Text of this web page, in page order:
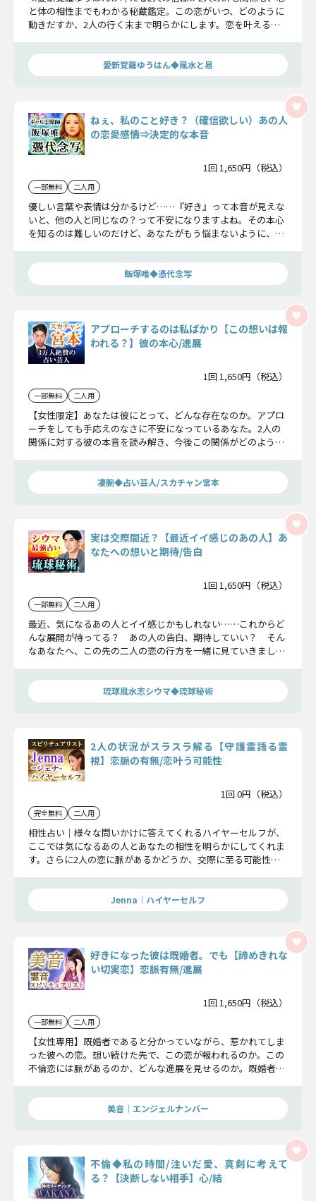
と体の相性までもわかる秘蔵鑑定。この恋がいつ、どのように
動きだすか、2人の行く末まで明らかにします。恋を叶えるた
愛新覚羅ゆうはん◆風水と易
ねぇ、私のこと好き？（確信欲しい）あの人
の恋愛感情⇒決定的な本音
1回 1,650円（税込）
一部無料 二人用
優しい言葉や表情は分かるけど……『好き』って本音が見えな
いと、他の人と同じなの？って不安になりますよね。その本心
を知るのは難しいのだけど、あなたがもう悩まないように、私
飯塚唯◆憑代念写
アプローチするのは私ばかり【この想いは報
われる？】彼の本心/進展
1回 1,650円（税込）
一部無料 二人用
【女性限定】あなたは彼にとって、どんな存在なのか。アプロ
ーチをしても手応えのなさに不安になっているあなた。2人の
関係に対する彼の本音を読み解き、今後この関係がどのような
凄腕◆占い芸人/スカチャン宮本
実は交際間近？【最近イイ感じのあの人】あ
なたへの想いと期待/告白
1回 1,650円（税込）
一部無料 二人用
最近、気になるあの人とイイ感じかもしれない……これからど
んな展開が待ってる？ あの人の告白、期待していい？ そん
なあなたへ、この先の二人の恋の行方を一緒に見ていきましょ
など、詳細にお伝えいたします。
琉球風水志シウマ◆琉球秘術
2人の状況がスラスラ解る【守護霊語る霊
視】恋脈の有無/恋叶う可能性
1回 0円（税込）
完全無料 二人用
相性占い｜様々な問いかけに答えてくれるハイヤーセルフが、
ここでは気になるあの人とあなたの相性を明らかにしてくれま
す。さらに2人の恋に脈があるかどうか、交際に至る可能性ま
Jenna｜ハイヤーセルフ
好きになった彼は既婚者。でも【諦めきれな
い切実恋】恋脈有無/進展
1回 1,650円（税込）
一部無料 二人用
【女性専用】既婚者であると分かっていながら、惹かれてしま
った彼への恋。想い続けた先で、この恋が報われるのか。この
不倫恋には脈があるのか、どんな進展を見せるのか。既婚者相
美音｜エンジェルナンバー
不倫◆私の時間/注いだ愛、真剣に考えて
る？【決断しない相手】心/結